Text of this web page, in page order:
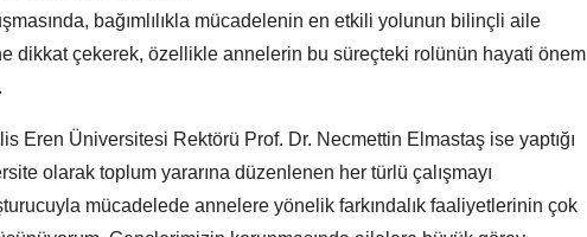
bağımlılıkla mücadelenin en etkili yolunun bilinçli aile
dikkat çekerek, özellikle annelerin bu süreçteki rolünün hayati önem
Eren Üniversitesi Rektörü Prof. Dr. Necmettin Elmastaş ise yaptığı
olarak toplum yararına düzenlenen her türlü çalışmayı
mücadelede annelere yönelik farkındalık faaliyetlerinin çok